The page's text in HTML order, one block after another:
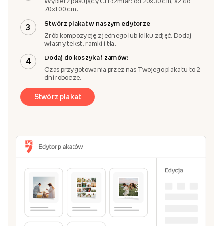
70x100 cm.
3
Stwórz plakat w naszym edytorze
Zrób kompozycję z jednego lub kilku zdjęć. Dodaj
własny tekst, ramki i tła.
4
Dodaj do koszyka i zamów!
Czas przygotowania przez nas Twojego plakatu to 2
dni robocze.
Stwórz plakat